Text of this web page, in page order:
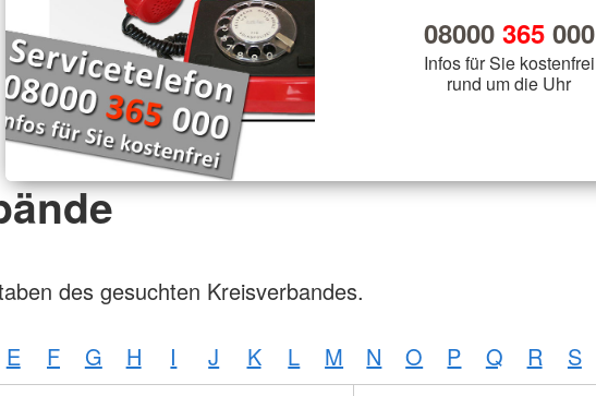
08000 365000
Infos für Sie kostenfrei
rund um die Uhr
des gesuchten Kreisverbandes.
E F G H I J K L M N O P Q R S